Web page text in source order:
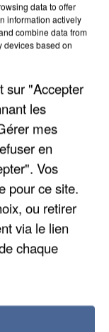
REFUGES
data to offer
information actively
combine data from
devices based on
sur "Accepter
les
mes
en
Vos
pour ce site.
ou retirer
via le lien
chaque